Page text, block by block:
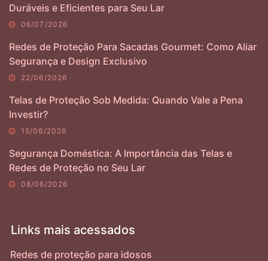
Duráveis e Eficientes para Seu Lar
06/07/2026
Redes de Proteção Para Sacadas Gourmet: Como Aliar
Segurança e Design Exclusivo
22/06/2026
Telas de Proteção Sob Medida: Quando Vale a Pena
Investir?
15/06/2026
Segurança Doméstica: A Importância das Telas e
Redes de Proteção no Seu Lar
08/06/2026
Links mais acessados
Redes de proteção para idosos